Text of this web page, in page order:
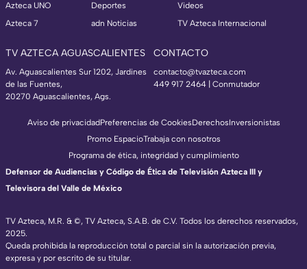
Azteca UNO
Azteca 7
Deportes
adn Noticias
Videos
TV Azteca Internacional
TV AZTECA AGUASCALIENTES
Av. Aguascalientes Sur 1202, Jardines
de las Fuentes,
20270 Aguascalientes, Ags.
CONTACTO
contacto@tvazteca.com
449 917 2464 | Conmutador
TV Azteca, M.R. & ©, TV Azteca, S.A.B. de C.V. Todos los derechos reservados,
2025.
Queda prohibida la reproducción total o parcial sin la autorización previa,
expresa y por escrito de su titular.
Aviso de privacidadPreferencias de CookiesDerechosInversionistas
Promo EspacioTrabaja con nosotros
Programa de ética, integridad y cumplimiento
Defensor de Audiencias y Código de Ética de Televisión Azteca III y
Televisora del Valle de México